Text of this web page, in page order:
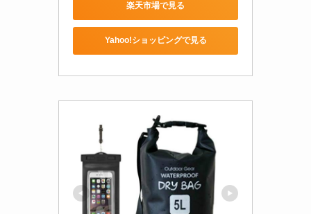
楽天市場で見る
Yahoo!ショッピングで見る